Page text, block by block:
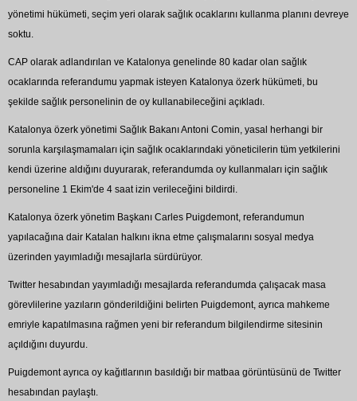
yönetimi hükümeti, seçim yeri olarak sağlık ocaklarını kullanma planını devreye
soktu.
CAP olarak adlandırılan ve Katalonya genelinde 80 kadar olan sağlık
ocaklarında referandumu yapmak isteyen Katalonya özerk hükümeti, bu
şekilde sağlık personelinin de oy kullanabileceğini açıkladı.
Katalonya özerk yönetimi Sağlık Bakanı Antoni Comin, yasal herhangi bir
sorunla karşılaşmamaları için sağlık ocaklarındaki yöneticilerin tüm yetkilerini
kendi üzerine aldığını duyurarak, referandumda oy kullanmaları için sağlık
personeline 1 Ekim'de 4 saat izin verileceğini bildirdi.
Katalonya özerk yönetim Başkanı Carles Puigdemont, referandumun
yapılacağına dair Katalan halkını ikna etme çalışmalarını sosyal medya
üzerinden yayımladığı mesajlarla sürdürüyor.
Twitter hesabından yayımladığı mesajlarda referandumda çalışacak masa
görevlilerine yazıların gönderildiğini belirten Puigdemont, ayrıca mahkeme
emriyle kapatılmasına rağmen yeni bir referandum bilgilendirme sitesinin
açıldığını duyurdu.
Puigdemont ayrıca oy kağıtlarının basıldığı bir matbaa görüntüsünü de Twitter
hesabından paylaştı.